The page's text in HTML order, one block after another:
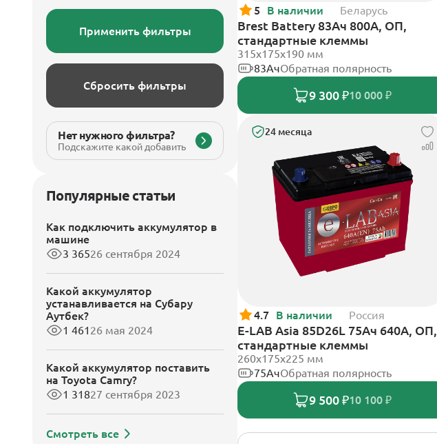
Применить фильтры
Сбросить фильтры
Нет нужного фильтра?
Подскажите какой добавить
Популярные статьи
Как подключить аккумулятор в
машине
3 36526 сентября 2024
Какой аккумулятор
устанавливается на Субару
Аутбек?
1 461 26 мая 2024
Какой аккумулятор поставить
на Toyota Camry?
1 31827 сентября 2023
Смотреть все
5 В наличии Беларусь
Brest Battery 83Ач 800А, ОП,
стандартные клеммы
315x175x190 мм
83АчОбратная полярность
9 300 ₽10 000 ₽
24 месяца
4.7 В наличии Россия
E-LAB Asia 85D26L 75Ач 640А, ОП,
стандартные клеммы
260х175х225 мм
75АчОбратная полярность
9 500 ₽10 100 ₽